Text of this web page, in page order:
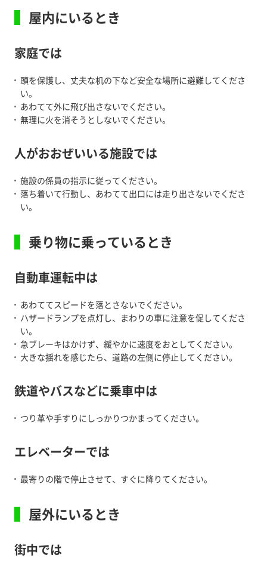
屋内にいるとき
家庭では
頭を保護し、丈夫な机の下など安全な場所に避難してくださ
い。
あわてて外に飛び出さないでください。
無理に火を消そうとしないでください。
人がおおぜいいる施設では
施設の係員の指示に従ってください。
落ち着いて行動し、あわてて出口には走り出さないでくださ
い。
乗り物に乗っているとき
自動車運転中は
あわててスピードを落とさないでください。
ハザードランプを点灯し、まわりの車に注意を促してくださ
い。
急ブレーキはかけず、緩やかに速度をおとしてください。
大きな揺れを感じたら、道路の左側に停止してください。
鉄道やバスなどに乗車中は
つり革や手すりにしっかりつかまってください。
エレベーターでは
最寄りの階で停止させて、すぐに降りてください。
屋外にいるとき
街中では